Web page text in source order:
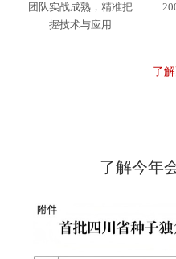
团队实战成熟，精准把
握技术与应用
了
了解今年